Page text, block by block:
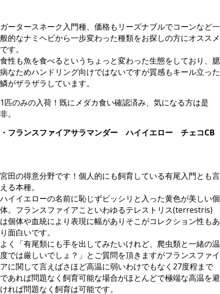
ガータースネーク入門種、価格もリーズナブルでコーンなど一
般的なナミヘビから一歩変わった種類をお探しの方にオススメ
です。
食性も魚を食べるというちょっと変わった生態をしており、臆
病なためハンドリング向けではないですが質感もキール立った
鱗がザラザラしています。
1匹のみの入荷！既にメダカ食い確認済み、気になる方は是
非。
・フランスファイアサラマンダー ハイイエロー チェコCB
宮田の得意分野です！個人的にも飼育している有尾入門とも言
える本種。
ハイイエローの名前に恥じずビッシリと入った黄色が美しい個
体。フランスファイアこといわゆるテレストリス(terrestris)
は個体や血統により表現に幅がありそこがコレクション性もあ
り面白いです。
よく「有尾類にも手を出してみたいけれど、爬虫類と一緒の温
度では厳しいでしょ？」とご質問を頂きますがフランスファイ
アに関して言えばさほど高温に弱いわけでもなく27度程まで
であれば問題なく飼育可能な場合がほとんどで極端な高温を避
ければ問題なく飼育は可能です。